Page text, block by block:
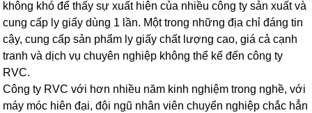
không khó để thấy sự xuất hiện của nhiều công ty sản xuất và
cung cấp ly giấy dùng 1 lần. Một trong những địa chỉ đáng tin
cậy, cung cấp sản phẩm ly giấy chất lượng cao, giá cả cạnh
tranh và dịch vụ chuyên nghiệp không thể kế đến công ty
RVC.
Công ty RVC với hơn nhiều năm kinh nghiệm trong nghề, với
máy móc hiên đại, đội ngũ nhân viên chuyển nghiệp chắc hẳn